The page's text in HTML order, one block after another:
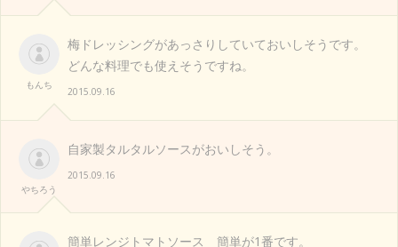
もんち
梅ドレッシングがあっさりしていておいしそうです。
どんな料理でも使えそうですね。
2015.09.16
やちろう
自家製タルタルソースがおいしそう。
2015.09.16
簡単レンジトマトソース 簡単が1番です。